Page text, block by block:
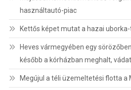
használtautó-piac
Kettős képet mutat a hazai
Heves vármegyében egy
később a kórházban meghalt,
Megújul a téli üzemeltetési flotta a